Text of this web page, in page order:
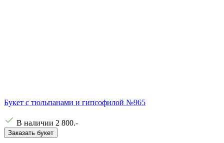
Букет с тюльпанами и гипсофилой №965
В наличии 2 800.-
Заказать букет